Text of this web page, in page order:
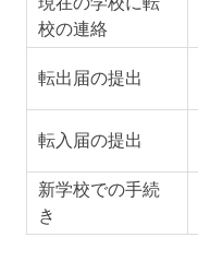
校の連絡
転出届の提出
転入届の提出
新学校での手続
き